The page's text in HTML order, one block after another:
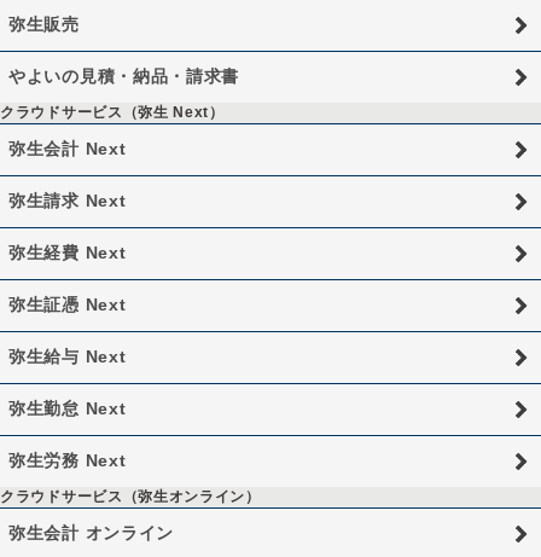
弥生販売
やよいの見積・納品・請求書
クラウドサービス（弥生 Next）
弥生会計 Next
弥生請求 Next
弥生経費 Next
弥生証憑 Next
弥生給与 Next
弥生勤怠 Next
弥生労務 Next
クラウドサービス（弥生オンライン）
弥生会計 オンライン